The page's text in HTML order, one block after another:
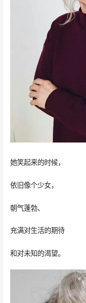
她笑起来的时候，
依旧像个少女，
朝气蓬勃、
充满对生活的期待
和对未知的渴望。